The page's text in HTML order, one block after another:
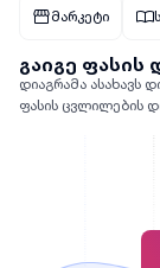
მარკეტი
გაიგე ფასის
დიაგრამა ასახავს
ფასის ცვლილების